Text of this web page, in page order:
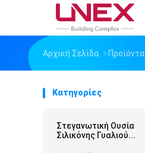
Αρχική Σελίδα Προϊόντα
Κατηγορίες
Στεγανωτική Ουσία
Σιλικόνης Γυαλιού...